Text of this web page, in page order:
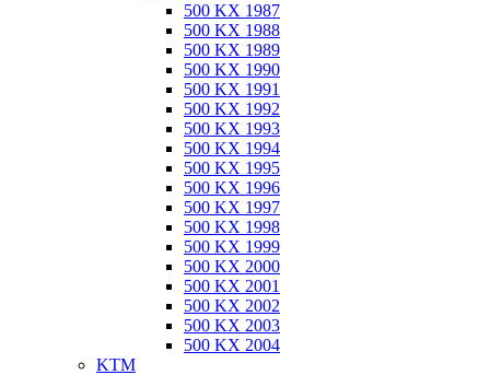
500 KX 1987
500 KX 1988
500 KX 1989
500 KX 1990
500 KX 1991
500 KX 1992
500 KX 1993
500 KX 1994
500 KX 1995
500 KX 1996
500 KX 1997
500 KX 1998
500 KX 1999
500 KX 2000
500 KX 2001
500 KX 2002
500 KX 2003
500 KX 2004
KTM